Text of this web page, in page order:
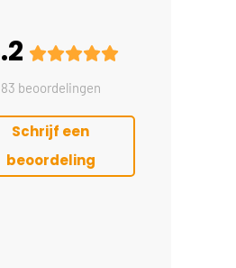
83 beoordelingen
Schrijf een
beoordeling